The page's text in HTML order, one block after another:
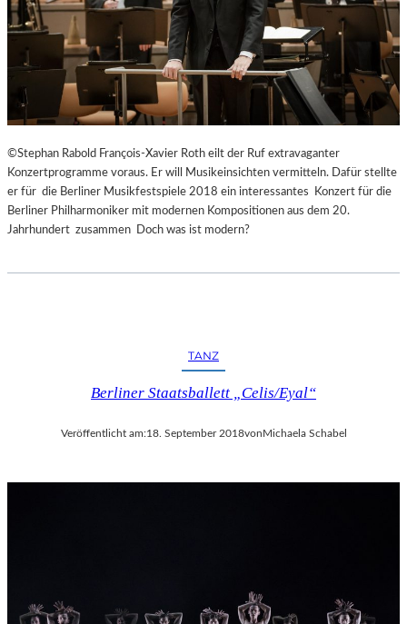
©Stephan Rabold François-Xavier Roth eilt der Ruf extravaganter
Konzertprogramme voraus. Er will Musikeinsichten vermitteln. Dafür stellte
er für die Berliner Musikfestspiele 2018 ein interessantes Konzert für die
Berliner Philharmoniker mit modernen Kompositionen aus dem 20.
Jahrhundert zusammen Doch was ist modern?
TANZ
Berliner Staatsballett „Celis/Eyal“
Veröffentlicht am:18. September 2018vonMichaela Schabel